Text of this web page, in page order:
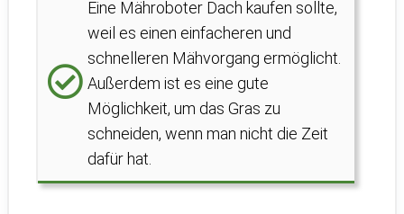
Eine Mähroboter Dach kaufen sollte,
weil es einen einfacheren und
schnelleren Mähvorgang ermöglicht.
Außerdem ist es eine gute
Möglichkeit, um das Gras zu
schneiden, wenn man nicht die Zeit
dafür hat.